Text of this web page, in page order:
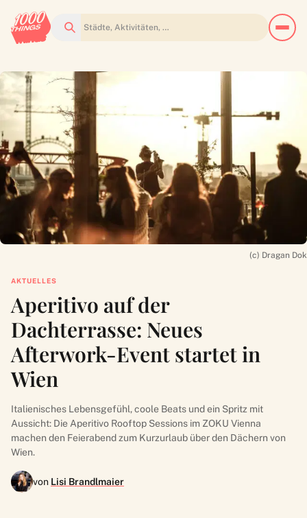
Suchen
(c) Dragan Dok
AKTUELLES
Aperitivo auf der
Dachterrasse: Neues
Afterwork-Event startet in
Wien
Italienisches Lebensgefühl, coole Beats und ein Spritz mit
Aussicht: Die Aperitivo Rooftop Sessions im ZOKU Vienna
machen den Feierabend zum Kurzurlaub über den Dächern von
Wien.
von Lisi Brandlmaier